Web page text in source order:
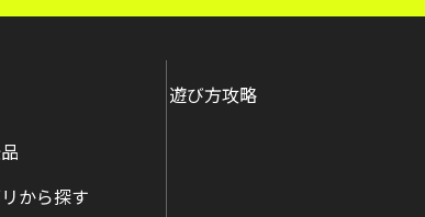
から探す
遊び方攻略